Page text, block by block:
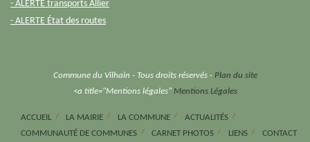
- ALERTE transports Allier
- ALERTE État des routes
Commune du Vilhain - Tous droits réservés - Plan du site
<a title="Mentions légales" Mentions Légales
ACCUEIL LA MAIRIE LA COMMUNE
ACTUALITÉS
COMMUNAUTÉ DE COMMUNES
CARNET PHOTOS LIENS CONTACT